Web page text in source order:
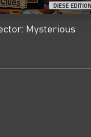
DIESE EDITION
Mysterious